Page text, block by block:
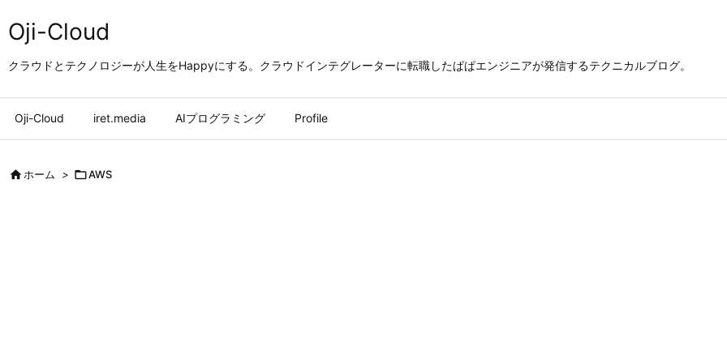
Oji-Cloud
クラウドとテクノロジーが人生をHappyにする。クラウドインテグレーターに転職したぱぱエンジニアが発信するテクニカルブログ。
Oji-Cloud iret.media AIプログラミング Profile
ホーム > AWS